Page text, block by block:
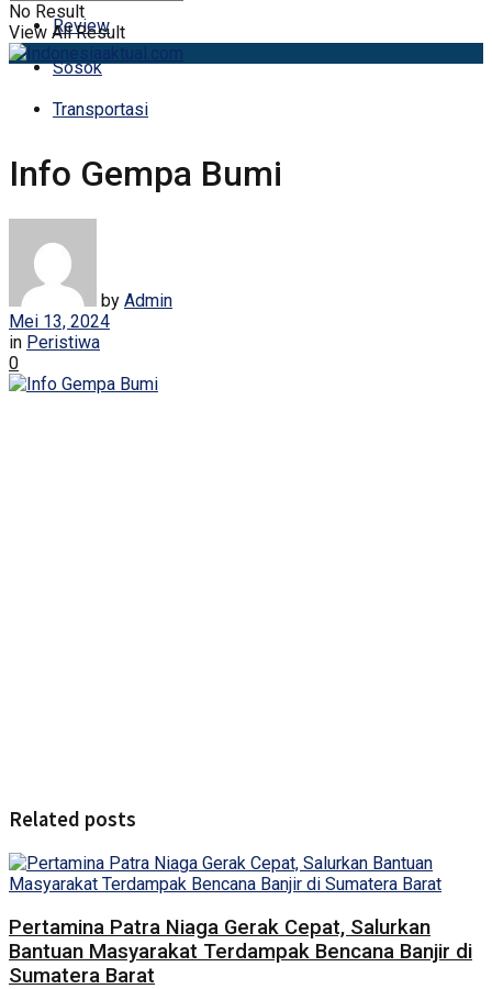
Review
Sosok
Transportasi
No Result
View All Result
Info Gempa Bumi
by Admin
Mei 13, 2024
in Peristiwa
0
Related posts
Pertamina Patra Niaga Gerak Cepat, Salurkan
Bantuan Masyarakat Terdampak Bencana Banjir di
Sumatera Barat